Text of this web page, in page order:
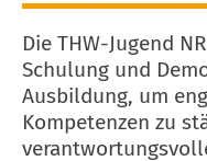
Die THW-Jugend
Schulung und
Ausbildung, um
Kompetenzen zu